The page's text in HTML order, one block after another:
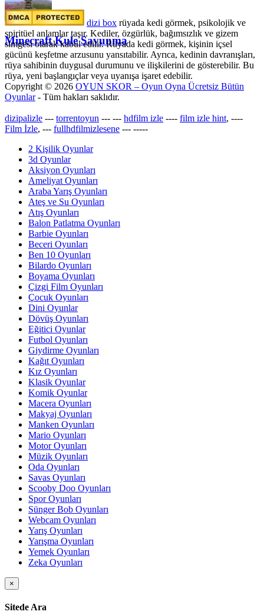
Minecraft Kule Savunma
dizi box rüyada kedi görmek​, psikolojik ve
spiritüel anlamlar taşır. Kediler, özgürlük, bağımsızlık ve gizem
simgesi olarak kabul edilir. Rüyada kedi görmek, kişinin içsel
gücünü keşfetme arzusunu yansıtabilir. Ayrıca, kedinin davranışları,
rüya sahibinin duygusal durumunu ve ilişkilerini de gösterebilir. Bu
rüya, yeni başlangıçlar veya uyanışa işaret edebilir.
Copyright © 2026 OYUN SKOR – Oyun Oyna Ücretsiz Bütün
Oyunlar- Tüm hakları saklıdır.
dizipalizle --- torrentoyun --- --- hdfilm izle ---- film izle hint, ----
Film İzle, --- fullhdfilmizlesene --- -----
2 Kişilik Oyunlar
3d Oyunlar
Aksiyon Oyunları
Ameliyat Oyunları
Araba Yarış Oyunları
Ateş ve Su Oyunları
Atış Oyunları
Balon Patlatma Oyunları
Barbie Oyunları
Beceri Oyunları
Ben 10 Oyunları
Bilardo Oyunları
Boyama Oyunları
Çizgi Film Oyunları
Çocuk Oyunları
Dini Oyunlar
Dövüş Oyunları
Eğitici Oyunlar
Futbol Oyunları
Giydirme Oyunları
Kağıt Oyunları
Kız Oyunları
Klasik Oyunlar
Komik Oyunlar
Macera Oyunları
Makyaj Oyunları
Manken Oyunları
Mario Oyunları
Motor Oyunları
Müzik Oyunları
Oda Oyunları
Savas Oyunları
Scooby Doo Oyunları
Spor Oyunları
Sünger Bob Oyunları
Webcam Oyunları
Yarış Oyunları
Yarışma Oyunları
Yemek Oyunları
Zeka Oyunları
×
Sitede Ara